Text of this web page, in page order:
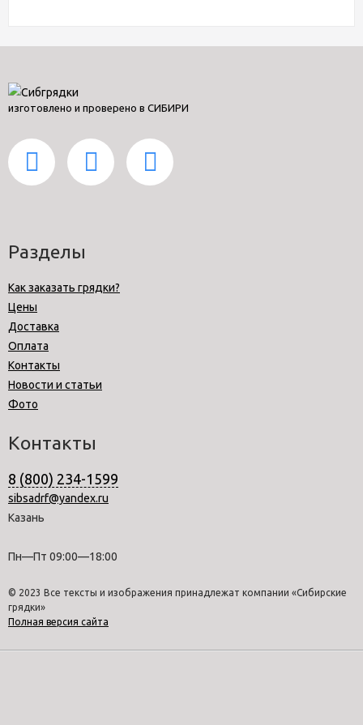
изготовлено и проверено в СИБИРИ
Разделы
Как заказать грядки?
Цены
Доставка
Оплата
Контакты
Новости и статьи
Фото
Контакты
8 (800) 234-1599
sibsadrf@yandex.ru
Казань
Пн—Пт 09:00—18:00
© 2023 Все тексты и изображения принадлежат компании «Сибирские
грядки»
Полная версия сайта